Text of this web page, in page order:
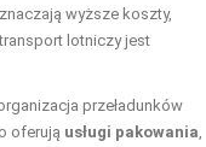
wyższe koszty,
lotniczy jest
przeładunków
oferują usługi pakowania